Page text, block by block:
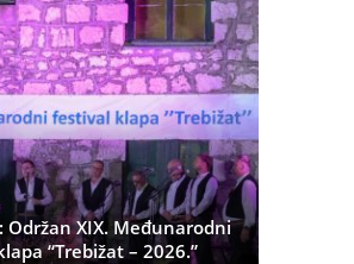
Održan XIX. Međunarodni
“Trebižat – 2026.”